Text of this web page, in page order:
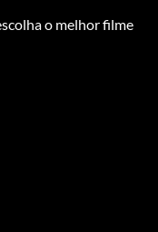
o melhor filme